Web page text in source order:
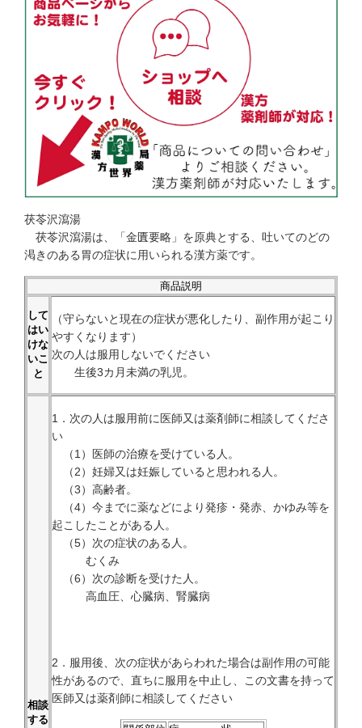
茯苓沢瀉湯
茯苓沢瀉湯は、「金匱要略」を原典とする、吐いてのどの
渇きのある胃の症状に用いられる漢方薬です。
商品説明
して
はい
けな
いこ
と
（守らないと現在の症状が悪化したり、副作用が起こり
やすくなります）
次の人は服用しないでください
生後3カ月未満の乳児。
相談
する
1．次の人は服用前に医師又は薬剤師に相談してくださ
い
（1）医師の治療を受けている人。
（2）妊婦又は妊娠していると思われる人。
（3）高齢者。
（4）今までに薬などにより発疹・発赤、かゆみ等を
起こしたことがある人。
（5）次の症状のある人。
むくみ
（6）次の診断を受けた人。
高血圧、心臓病、腎臓病
2．服用後、次の症状があらわれた場合は副作用の可能
性があるので、直ちに服用を中止し、この文書を持って
医師又は薬剤師に相談してください